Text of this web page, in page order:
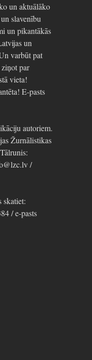
un aktuālāko
slavenību
un pikantākās
un
varbūt pat
par
vieta!
E-pasts
autoriem.
Žurnālistikas
/
skatiet:
/ e-pasts